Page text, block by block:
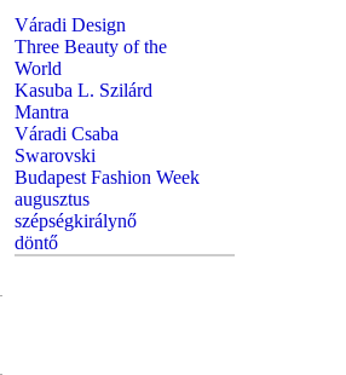
Váradi Design
Three Beauty of the
World
Kasuba L. Szilárd
Mantra
Váradi Csaba
Swarovski
Budapest Fashion Week
augusztus
szépségkirálynő
döntő